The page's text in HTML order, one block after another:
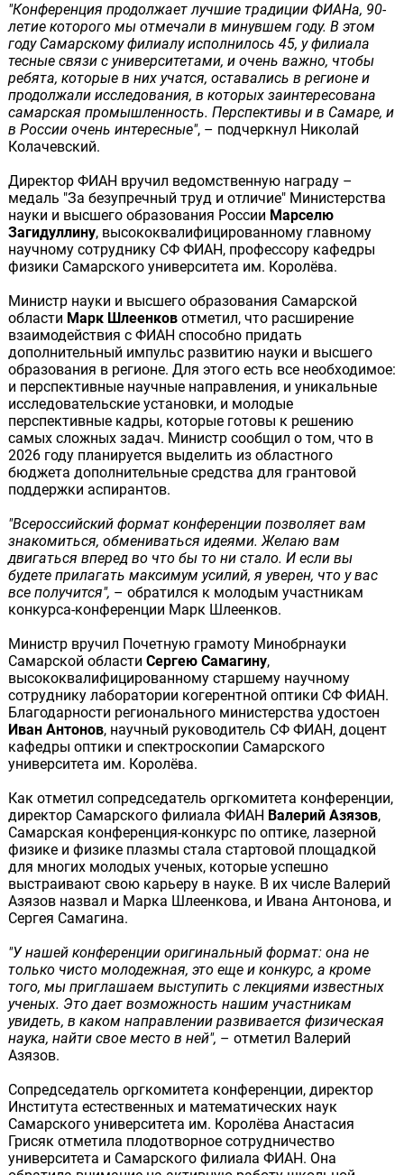
"Конференция продолжает лучшие традиции ФИАНа, 90-
летие которого мы отмечали в минувшем году. В этом
году Самарскому филиалу исполнилось 45, у филиала
тесные связи с университетами, и очень важно, чтобы
ребята, которые в них учатся, оставались в регионе и
продолжали исследования, в которых заинтересована
самарская промышленность. Перспективы и в Самаре, и
в России очень интересные", – подчеркнул Николай
Колачевский.
Директор ФИАН вручил ведомственную награду –
медаль "За безупречный труд и отличие" Министерства
науки и высшего образования России Марселю
Загидуллину, высококвалифицированному главному
научному сотруднику СФ ФИАН, профессору кафедры
физики Самарского университета им. Королёва.
Министр науки и высшего образования Самарской
области Марк Шлеенковотметил, что расширение
взаимодействия с ФИАН способно придать
дополнительный импульс развитию науки и высшего
образования в регионе. Для этого есть все необходимое:
и перспективные научные направления, и уникальные
исследовательские установки, и молодые
перспективные кадры, которые готовы к решению
самых сложных задач. Министр сообщил о том, что в
2026 году планируется выделить из областного
бюджета дополнительные средства для грантовой
поддержки аспирантов.
"Всероссийский формат конференции позволяет вам
знакомиться, обмениваться идеями. Желаю вам
двигаться вперед во что бы то ни стало. И если вы
будете прилагать максимум усилий, я уверен, что у вас
все получится", – обратился к молодым участникам
конкурса-конференции Марк Шлеенков.
Министр вручил Почетную грамоту Минобрнауки
Самарской области Сергею Самагину,
высококвалифицированному старшему научному
сотруднику лаборатории когерентной оптики СФ ФИАН.
Благодарности регионального министерства удостоен
Иван Антонов, научный руководитель СФ ФИАН, доцент
кафедры оптики и спектроскопии Самарского
университета им. Королёва.
Как отметил сопредседатель оргкомитета конференции,
директор Самарского филиала ФИАН Валерий Азязов,
Самарская конференция-конкурс по оптике, лазерной
физике и физике плазмы стала стартовой площадкой
для многих молодых ученых, которые успешно
выстраивают свою карьеру в науке. В их числе Валерий
Азязов назвал и Марка Шлеенкова, и Ивана Антонова, и
Сергея Самагина.
"У нашей конференции оригинальный формат: она не
только чисто молодежная, это еще и конкурс, а кроме
того, мы приглашаем выступить с лекциями известных
ученых. Это дает возможность нашим участникам
увидеть, в каком направлении развивается физическая
наука, найти свое место в ней", – отметил Валерий
Азязов.
Сопредседатель оргкомитета конференции, директор
Института естественных и математических наук
Самарского университета им. Королёва Анастасия
Грисяк отметила плодотворное сотрудничество
университета и Самарского филиала ФИАН. Она